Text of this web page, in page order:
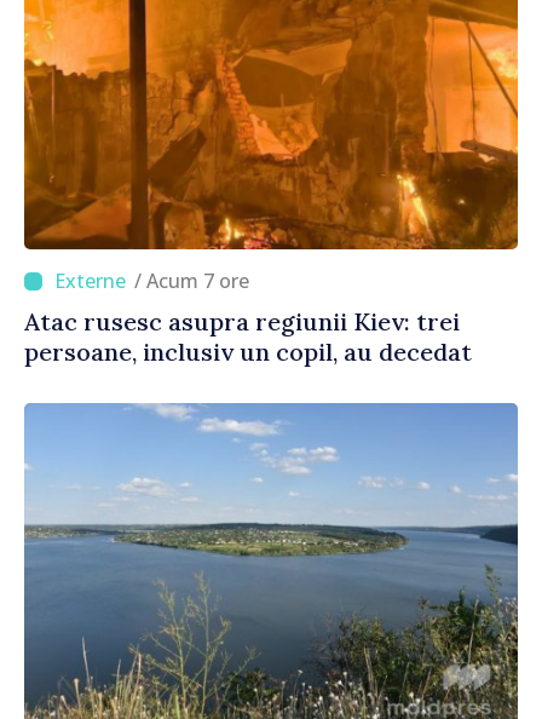
/ Acum 7 ore
Atac rusesc asupra regiunii Kiev: trei
persoane, inclusiv un copil, au decedat